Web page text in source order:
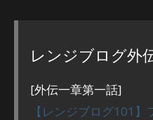
レンジブログ外
[外伝一章第一話]
【レンジブログ101